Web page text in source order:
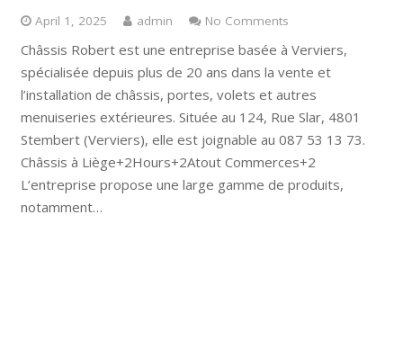
April 1, 2025 admin No Comments
Châssis Robert est une entreprise basée à Verviers,
spécialisée depuis plus de 20 ans dans la vente et
l’installation de châssis, portes, volets et autres
menuiseries extérieures. Située au 124, Rue Slar, 4801
Stembert (Verviers), elle est joignable au 087 53 13 73. ​
Châssis à Liège+2Hours+2Atout Commerces+2
L’entreprise propose une large gamme de produits,
notamment…